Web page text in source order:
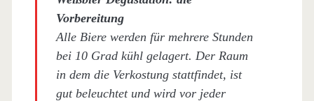
Vorbereitung
Alle Biere werden für mehrere Stunden
bei 10 Grad kühl gelagert. Der Raum
in dem die Verkostung stattfindet, ist
gut beleuchtet und wird vor jeder